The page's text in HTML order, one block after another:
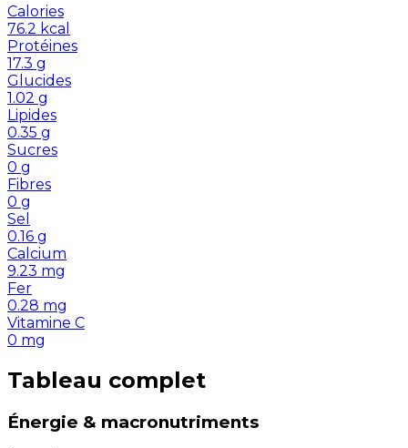
Calories
76.2 kcal
Protéines
17.3 g
Glucides
1.02 g
Lipides
0.35 g
Sucres
0 g
Fibres
0 g
Sel
0.16 g
Calcium
9.23 mg
Fer
0.28 mg
Vitamine C
0 mg
Tableau complet
Énergie & macronutriments